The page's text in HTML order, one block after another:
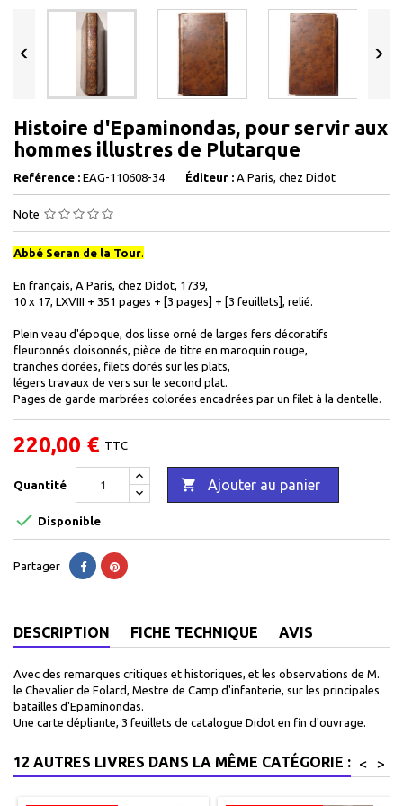
 
Histoire d'Epaminondas, pour servir aux
hommes illustres de Plutarque
Reférence : EAG-110608-34 Éditeur : A Paris, chez Didot
Note
Abbé Seran de la Tour.
En français, A Paris, chez Didot, 1739,
10 x 17, LXVIII + 351 pages + [3 pages] + [3 feuillets], relié.
Plein veau d'époque, dos lisse orné de larges fers décoratifs
fleuronnés cloisonnés, pièce de titre en maroquin rouge,
tranches dorées, filets dorés sur les plats,
légers travaux de vers sur le second plat.
Pages de garde marbrées colorées encadrées par un filet à la dentelle.
220,00 € TTC
Quantité  Ajouter au panier
 Disponible
Partager
DESCRIPTION FICHE TECHNIQUE AVIS
Avec des remarques critiques et historiques, et les observations de M.
le Chevalier de Folard, Mestre de Camp d'infanterie, sur les principales
batailles d'Epaminondas.
Une carte dépliante, 3 feuillets de catalogue Didot en fin d'ouvrage.
12 AUTRES LIVRES DANS LA MÊME CATÉGORIE : >
<